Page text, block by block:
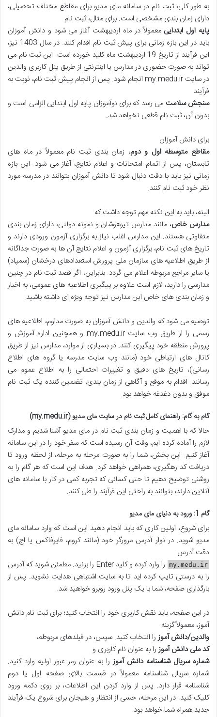
به طور کلی، ثبت نام در سامانه مای مدیو برای مقاطع مختلف تحصیلی،
دارای زمان بندی مشخصی است. برای مثال، ثبت نام
پایه اول ابتدایی معمولاً در ماه اردیبهشت آغاز می شود و دانش آموزان
باید در این بازه زمانی برای پیش ثبت نام اقدام کنند. در سال 1403 نیز،
این فرآیند از تاریخ 19 اردیبهشت ماه کلید خورده است. این ثبت نام می
تواند به صورت حضوری در مدارس یا اینترنتی از طریق پنل کاربری والدین
در سایت my.medu.ir انجام شود. پس از انجام پیش ثبت نام، نوبت به
فرآیند
سنجش سلامت می رسد که برای نوآموزان پایه اول ابتدایی الزامی است و
بدون آن، ثبت نام قطعی نخواهد شد.
برای دانش آموزان
مقاطع متوسطه اول و دوم، زمان بندی ثبت نام معمولاً در ماه های
تابستان، پس از اتمام امتحانات و اعلام نتایج، آغاز می شود. این بازه
زمانی نیز باید با دقت دنبال شود تا دانش آموزان بتوانند در مدرسه مورد
نظر خود ثبت نام کنند.
البته، باید به این نکته مهم توجه داشت که
مدارس خاص، مانند مدارس تیزهوشان و نمونه دولتی، دارای زمان بندی
متفاوتی هستند. این مدارس اغلب نیاز به برگزاری آزمون ورودی دارند و
تاریخ های ثبت نام، برگزاری آزمون و اعلام نتایج آن ها به صورت جداگانه
از طریق اطلاعیه های سازمان ملی پرورش استعدادهای درخشان (سمپاد)
یا سایر مراجع مربوطه اعلام می گردد. بنابراین، اگر قصد ثبت نام در چنین
مدارسی را دارید، لازم است علاوه بر پیگیری اطلاعیه های عمومی، به اخبار
و زمان بندی های خاص این مدارس نیز توجه ویژه ای داشته باشید.
توصیه می شود که والدین و دانش آموزان به صورت مداوم، اطلاعیه های
رسمی را از طریق وب سایت my.medu.ir و همچنین اداره آموزش و
پرورش منطقه خود پیگیری کنند. در بسیاری از موارد، مدارس نیز از طریق
کانال های ارتباطی خود (مانند وب سایت مدرسه یا گروه های اطلاع
رسانی)، تاریخ های دقیق و تغییرات احتمالی را به اطلاع عموم می
رسانند. اقدام به موقع و آگاهی از زمان بندی، تضمین کننده یک ثبت نام
موفق و بدون دغدغه خواهد بود.
گام به گام: راهنمای کامل ثبت نام در سایت مای مدیو (my.medu.ir)
حالا که با اهمیت و زمان بندی ثبت نام در مای مدیو آشنا شدیم و مدارک
لازم را آماده کرده ایم، وقت آن رسیده است که سفر خود را در این سامانه
آغاز کنیم. این بخش، شما را به صورت مرحله به مرحله، از لحظه ورود تا
دریافت کد رهگیری، همراهی خواهد کرد. هدف این است که هر گام را به
روشنی توضیح دهیم تا حتی کسانی که تجربه کمی در کار با سامانه های
آنلاین دارند، بتوانند به راحتی این فرآیند را طی کنند.
گام 1: ورود به دنیای مای مدیو
برای شروع، اولین کاری که باید انجام دهید این است که وارد سامانه مای
مدیو شوید. در نوار آدرس مرورگر خود (مانند کروم، فایرفاکس یا اج) به
دقت آدرس
my.medu.ir
را وارد کرده و کلید Enter را بزنید. مطمئن شوید که آدرس
را به درستی تایپ کرده اید تا به سایت اشتباهی هدایت نشوید. پس از
بارگذاری صفحه، شما با یک پنل ورود روبرو خواهید شد.
در این صفحه، باید نقش کاربری خود را انتخاب کنید؛ برای ثبت نام دانش
آموز، معمولاً گزینه
والدین/دانش آموزرا انتخاب کنید. سپس، در فیلدهای مربوطه،
کد ملی دانش آموزرا به عنوان نام کاربری و
شماره سریال شناسنامه دانش آموزرا به عنوان رمز عبور اولیه وارد کنید.
شماره سریال شناسنامه معمولاً در قسمت بالای صفحه اول یا دوم
شناسنامه قرار دارد. پس از وارد کردن این اطلاعات، بر روی دکمه ورود
کلیک کنید. در این مرحله، حسی از انتظار و هیجان برای شروع یک فرآیند
جدید همراه شما خواهد بود.